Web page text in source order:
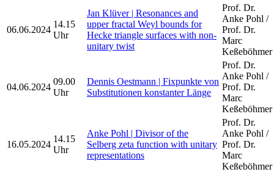
06.06.2024
14.15
Uhr
Jan Klüver | Resonances and
upper fractal Weyl bounds for
Hecke triangle surfaces with non-
unitary twist
Prof. Dr.
Anke Pohl /
Prof. Dr.
Marc
Keßeböhmer
04.06.2024
09.00
Uhr
Dennis Oestmann | Fixpunkte von
Substitutionen konstanter Länge
Prof. Dr.
Anke Pohl /
Prof. Dr.
Marc
Keßeböhmer
16.05.2024
14.15
Uhr
Anke Pohl | Divisor of the
Selberg zeta function with unitary
representations
Prof. Dr.
Anke Pohl /
Prof. Dr.
Marc
Keßeböhmer